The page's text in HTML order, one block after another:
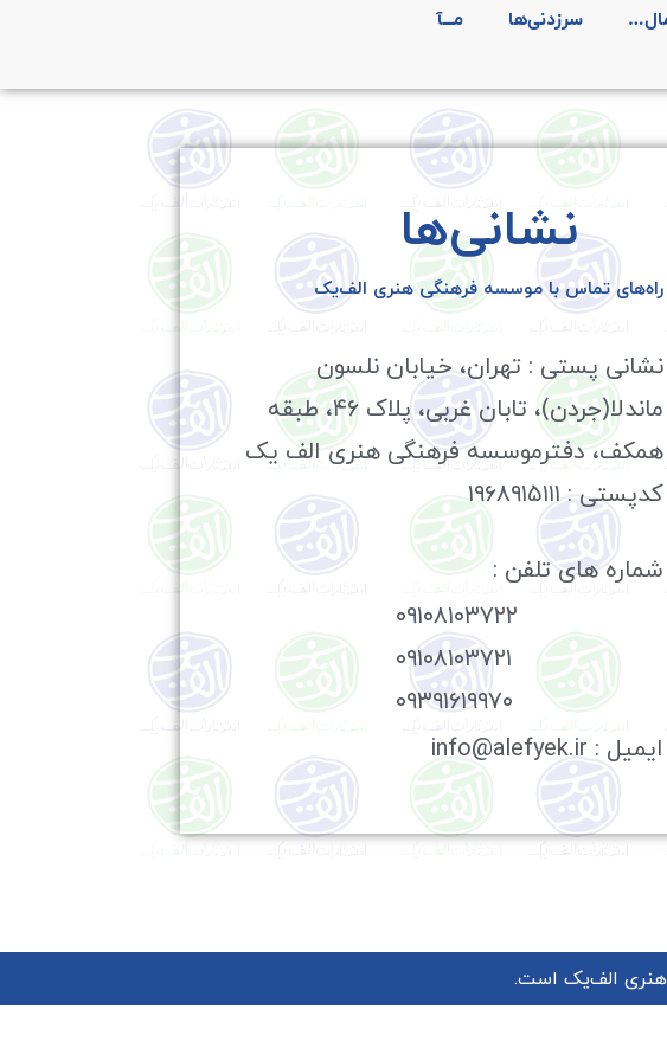
سرزدنی‌ها مـــآ
نشانی‌ها
راه‌های تماس با موسسه فرهنگی هنری الف‌یک
نشانی پستی : تهران، خیابان نلسون
ماندلا(جردن)، تابان غربی، پلاک ۴۶، طبقه
همکف، دفترموسسه فرهنگی هنری الف یک
کدپستی : ۱۹۶۸۹۱۵۱۱۱
شماره های تلفن :
۰۹۱۰۸۱۰۳۷۲۲
۰۹۱۰۸۱۰۳۷۲۱
۰۹۳۹۱۶۱۹۹۷۰
ایمیل : info@alefyek.ir
هنری الف‌یک است.